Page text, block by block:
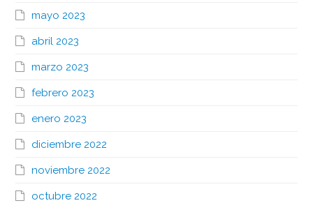
mayo 2023
abril 2023
marzo 2023
febrero 2023
enero 2023
diciembre 2022
noviembre 2022
octubre 2022